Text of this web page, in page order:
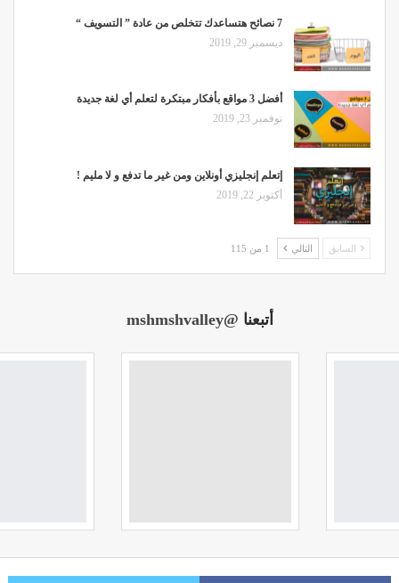
7 نصائح هتساعدك تتخلص من عادة ” التسويف “
ديسمبر 29, 2019
أفضل 3 مواقع بأفكار مبتكرة لتعلم أي لغة جديدة
نوفمبر 23, 2019
إتعلم إنجليزي أونلاين ومن غير ما تدفع و لا مليم !
أكتوبر 22, 2019
السابق التالي 1 من 115
أتبعنا @mshmshvalley